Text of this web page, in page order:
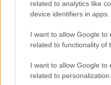
related to analytics like
device identifiers in apps.
I want to allow Google to
related to functionality of
I want to allow Google to
related to personalization.
Cukkini gnocchi
“Húsleves”